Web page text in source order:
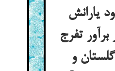
یارانش
تفرج
و